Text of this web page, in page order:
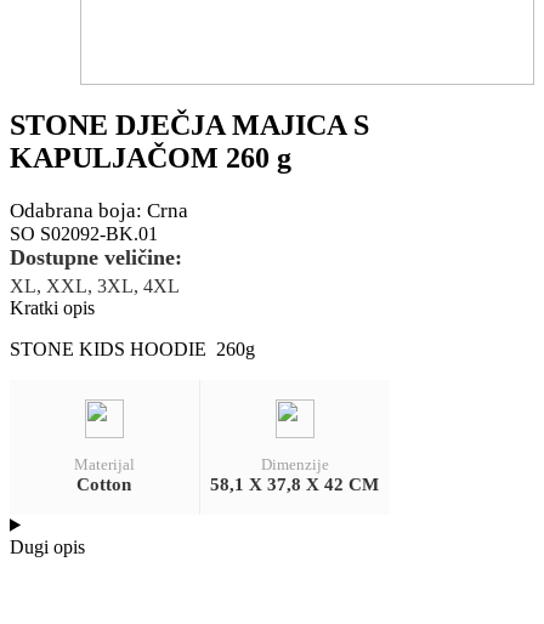
STONE DJEČJA MAJICA S
KAPULJAČOM 260 g
Odabrana boja: Crna
SO S02092-BK.01
Dostupne veličine:
XL, XXL, 3XL, 4XL
Kratki opis
STONE KIDS HOODIE 260g
Materijal
Cotton
Dimenzije
58,1 X 37,8 X 42 CM
Dugi opis